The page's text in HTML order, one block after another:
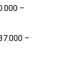
–
–